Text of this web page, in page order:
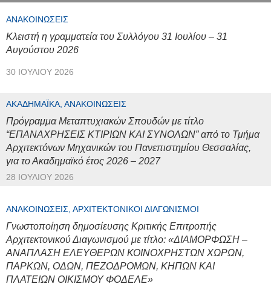
ΑΝΑΚΟΙΝΏΣΕΙΣ
Κλειστή η γραμματεία του Συλλόγου 31 Ιουλίου – 31
Αυγούστου 2026
30 ΙΟΥΛΊΟΥ 2026
ΑΚΑΔΗΜΑΪΚΆ, ΑΝΑΚΟΙΝΏΣΕΙΣ
Πρόγραμμα Μεταπτυχιακών Σπουδών με τίτλο
“ΕΠΑΝΑΧΡΗΣΕΙΣ ΚΤΙΡΙΩΝ ΚΑΙ ΣΥΝΟΛΩΝ” από το Τμήμα
Αρχιτεκτόνων Μηχανικών του Πανεπιστημίου Θεσσαλίας,
για το Ακαδημαϊκό έτος 2026 – 2027
28 ΙΟΥΛΊΟΥ 2026
ΑΝΑΚΟΙΝΏΣΕΙΣ, ΑΡΧΙΤΕΚΤΟΝΙΚΟΊ ΔΙΑΓΩΝΙΣΜΟΊ
Γνωστοποίηση δημοσίευσης Κριτικής Επιτροπής
Αρχιτεκτονικού Διαγωνισμού με τίτλο: «ΔΙΑΜΟΡΦΩΣΗ –
ΑΝΑΠΛΑΣΗ ΕΛΕΥΘΕΡΩΝ ΚΟΙΝΟΧΡΗΣΤΩΝ ΧΩΡΩΝ,
ΠΑΡΚΩΝ, ΟΔΩΝ, ΠΕΖΟΔΡΟΜΩΝ, ΚΗΠΩΝ ΚΑΙ
ΠΛΑΤΕΙΩΝ ΟΙΚΙΣΜΟΥ ΦΟΔΕΛΕ»